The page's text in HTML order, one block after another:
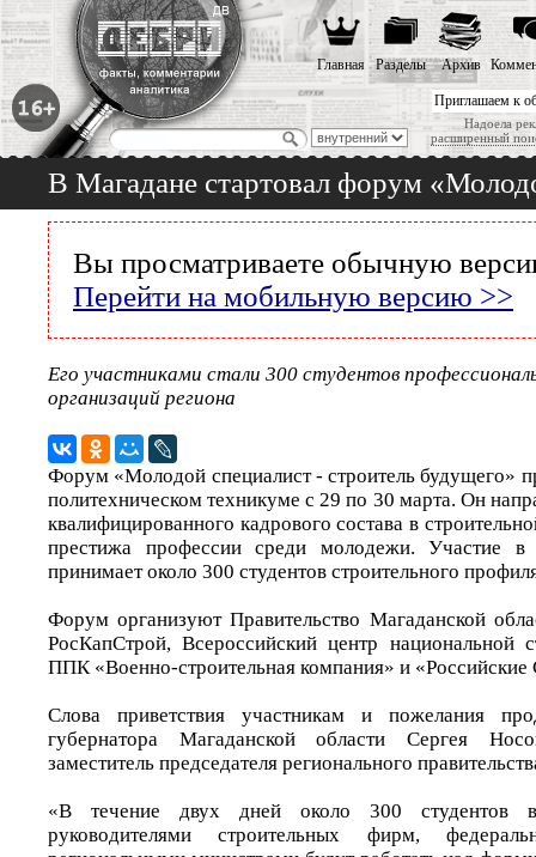
Приглашаем к
Надоела
расширенный
Главная Разделы Архив
В Магадане стартовал форум
Вы просматриваете обычную
Перейти на мобильную версию >>
Его участниками стали 300 студентов
организаций региона
Форум «Молодой специалист - строитель будущего»
политехническом техникуме с 29 по 30 марта. Он
квалифицированного кадрового состава в
престижа профессии среди молодежи. Участие в
принимает около 300 студентов строительного
Форум организуют Правительство Магаданской
РосКапСтрой, Всероссийский центр национальной
ППК «Военно-строительная компания» и «Российские
Слова приветствия участникам и пожелания
губернатора Магаданской области Сергея
заместитель председателя регионального
«В течение двух дней около 300 студентов
руководителями строительных фирм,